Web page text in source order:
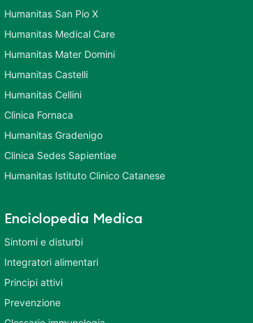
Humanitas San Pio X
Humanitas Medical Care
Humanitas Mater Domini
Humanitas Castelli
Humanitas Cellini
Clinica Fornaca
Humanitas Gradenigo
Clinica Sedes Sapientiae
Humanitas Istituto Clinico Catanese
Enciclopedia Medica
Sintomi e disturbi
Integratori alimentari
Principi attivi
Prevenzione